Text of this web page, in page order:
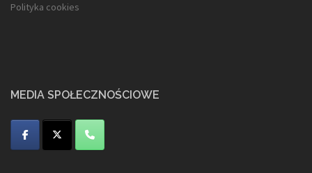
Polityka cookies
MEDIA SPOŁECZNOŚCIOWE